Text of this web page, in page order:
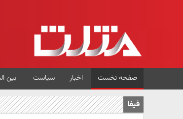
صفحه نخست اخبار سیاست بین
فیفا